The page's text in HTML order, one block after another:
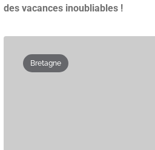
des vacances inoubliables !
Bretagne